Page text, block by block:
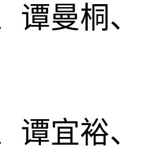
谭曼桐、
谭宜裕、